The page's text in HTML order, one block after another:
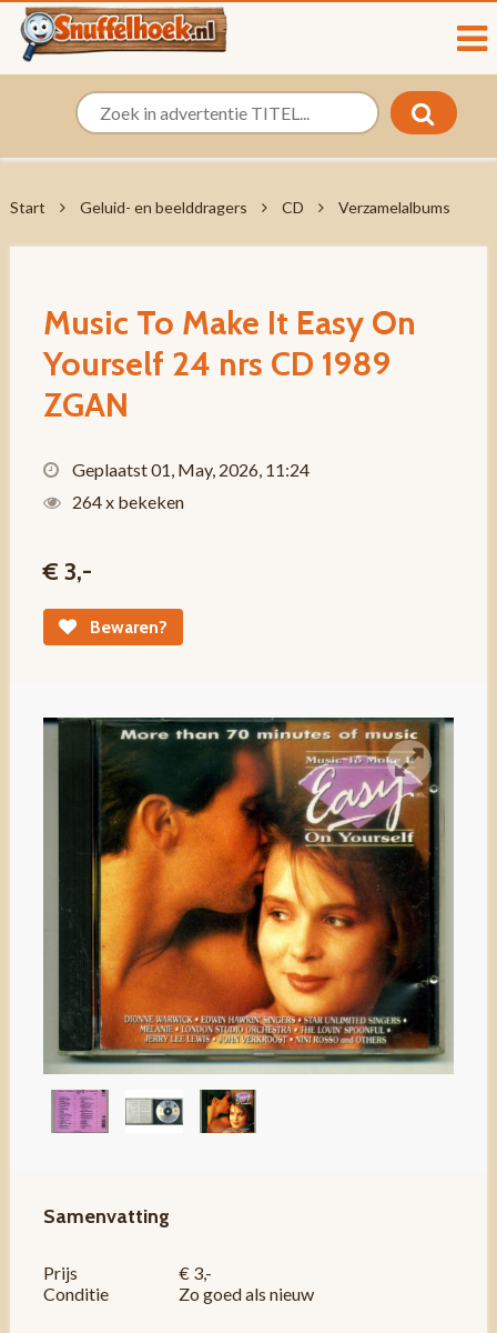
Start Geluid- en beelddragers CD Verzamelalbums
Music To Make It Easy On
Yourself 24 nrs CD 1989
ZGAN
Geplaatst 01, May, 2026, 11:24
264 x bekeken
€ 3,-
Bewaren?
Samenvatting
Prijs
€ 3,-
Conditie
Zo goed als nieuw